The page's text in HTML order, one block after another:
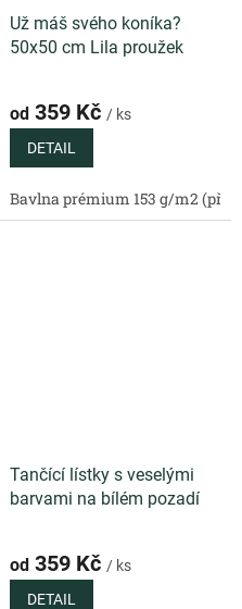
Bavlněný satén 130 g/
Už máš svého koníka?
50x50 cm Lila proužek
od 359 Kč / ks
DETAIL
Bavlna prémium 153 g/m2
Tančící lístky s veselými
barvami na bílém pozadí
od 359 Kč / ks
DETAIL